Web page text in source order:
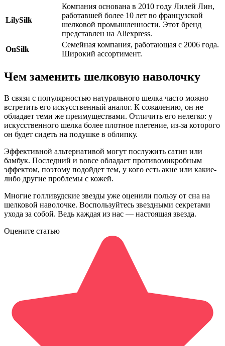
LilySilk
Компания основана в 2010 году Лилей Лин,
работавшей более 10 лет во французской
шелковой промышленности. Этот бренд
представлен на Aliexpress.
OnSilk
Семейная компания, работающая с 2006 года.
Широкий ассортимент.
Чем заменить шелковую наволочку
В связи с популярностью натурального шелка часто можно
встретить его искусственный аналог. К сожалению, он не
обладает теми же преимуществами. Отличить его нелегко: у
искусственного шелка более плотное плетение, из-за которого
он будет сидеть на подушке в облипку.
Эффективной альтернативой могут послужить сатин или
бамбук. Последний и вовсе обладает противомикробным
эффектом, поэтому подойдет тем, у кого есть акне или какие-
либо другие проблемы с кожей.
Многие голливудские звезды уже оценили пользу от сна на
шелковой наволочке. Воспользуйтесь звездными секретами
ухода за собой. Ведь каждая из нас — настоящая звезда.
Оцените статью